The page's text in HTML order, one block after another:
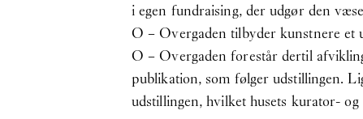
i egen fundraising, der udgør den
O – Overgaden tilbyder kunstnere et
O – Overgaden forestår dertil
publikation, som følger udstillingen.
udstillingen, hvilket husets kurator-